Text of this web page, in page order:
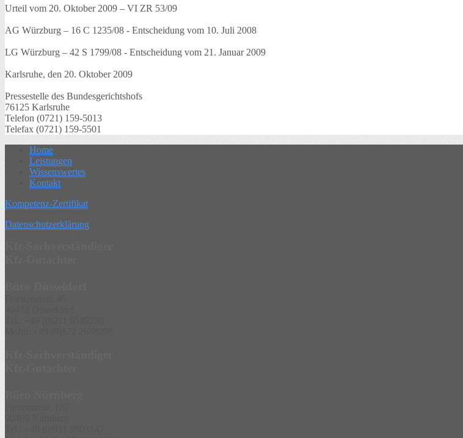
Urteil vom 20. Oktober 2009 – VI ZR 53/09
AG Würzburg – 16 C 1235/08 - Entscheidung vom 10. Juli 2008
LG Würzburg – 42 S 1799/08 - Entscheidung vom 21. Januar 2009
Karlsruhe, den 20. Oktober 2009
Pressestelle des Bundesgerichtshofs
76125 Karlsruhe
Telefon (0721) 159-5013
Telefax (0721) 159-5501
Home
Leistungen
Wissenswertes
Kontakt
Kompetenz-Zertifikat
Datenschutzerklärung